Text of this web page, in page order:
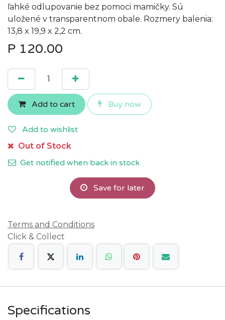
ľahké odlupovanie bez pomoci mamičky. Sú
uložené v transparentnom obale. Rozmery balenia:
13,8 x 19,9 x 2,2 cm.
P 120.00
Add to cart Buy now
Add to wishlist
Out of Stock
Get notified when back in stock
Save for later
Terms and Conditions
Click & Collect
Specifications